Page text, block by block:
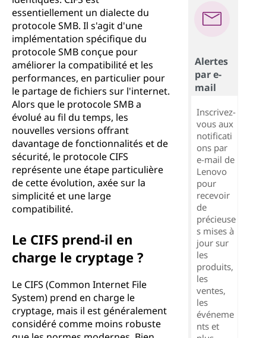
essentiellement un dialecte du
protocole SMB. Il s'agit d'une
implémentation spécifique du
protocole SMB conçue pour
améliorer la compatibilité et les
performances, en particulier pour
le partage de fichiers sur l'internet.
Alors que le protocole SMB a
évolué au fil du temps, les
nouvelles versions offrant
davantage de fonctionnalités et de
sécurité, le protocole CIFS
représente une étape particulière
de cette évolution, axée sur la
simplicité et une large
compatibilité.
Le CIFS prend-il en
charge le cryptage ?
Le CIFS (Common Internet File
System) prend en charge le
cryptage, mais il est généralement
considéré comme moins robuste
Alertes
par e-
mail
Inscrivez-
vous aux
notificati
ons par
e-mail de
Lenovo
pour
recevoir
de
précieuse
s mises à
jour sur
les
produits,
les
ventes,
les
événeme
nts et